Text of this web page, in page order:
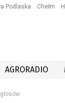
Podlaska Chełm
AGRORADIO